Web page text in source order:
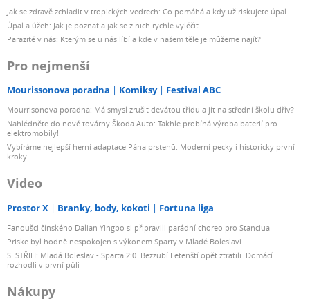
Jak se zdravě zchladit v tropických vedrech: Co pomáhá a kdy už riskujete úpal
Úpal a úžeh: Jak je poznat a jak se z nich rychle vyléčit
Parazité v nás: Kterým se u nás líbí a kde v našem těle je můžeme najít?
Pro nejmenší
Mourissonova poradna Komiksy Festival ABC
Mourrisonova poradna: Má smysl zrušit devátou třídu a jít na střední školu dřív?
Nahlédněte do nové továrny Škoda Auto: Takhle probíhá výroba baterií pro
elektromobily!
Vybíráme nejlepší herní adaptace Pána prstenů. Moderní pecky i historicky první
kroky
Video
Prostor X Branky, body, kokoti Fortuna liga
Fanoušci čínského Dalian Yingbo si připravili parádní choreo pro Stanciua
Priske byl hodně nespokojen s výkonem Sparty v Mladé Boleslavi
SESTŘIH: Mladá Boleslav - Sparta 2:0. Bezzubí Letenští opět ztratili. Domácí
rozhodli v první půli
Nákupy